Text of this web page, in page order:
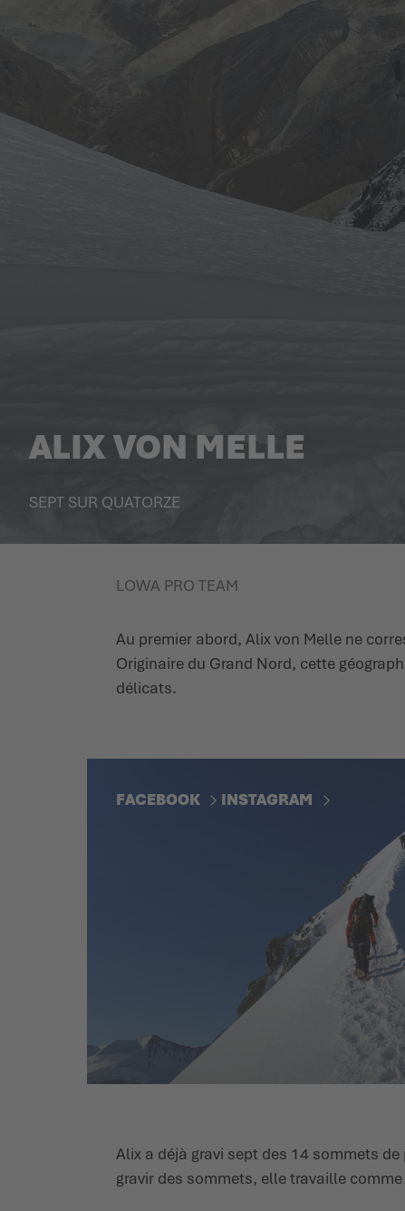
ALIX VON MELLE
SEPT SUR QUATORZE
LOWA PRO TEAM
Au premier abord, Alix von Melle ne
Originaire du Grand Nord, cette
délicats.
FACEBOOK INSTAGRAM
Alix a déjà gravi sept des 14 sommets
gravir des sommets, elle travaille